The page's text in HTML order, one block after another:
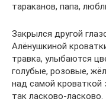
тараканов, папа,
Закрылся другой
Алёнушкиной
травка, улыбаются
голубые, розовые,
над самой кроваткой
так ласково-